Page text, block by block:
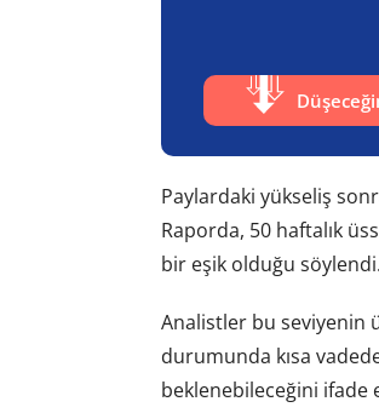
Paylardaki yükseliş
Raporda, 50 haftalık
bir eşik olduğu söylendi.
Analistler bu seviyenin
durumunda kısa
beklenebileceğini ifade